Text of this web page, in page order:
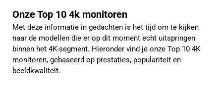
Onze Top 10 4k monitoren
Met deze informatie in gedachten is het tijd om te kijken
naar de modellen die er op dit moment echt uitspringen
binnen het 4K-segment. Hieronder vind je onze Top 10 4K
monitoren, gebaseerd op prestaties, populariteit en
beeldkwaliteit.